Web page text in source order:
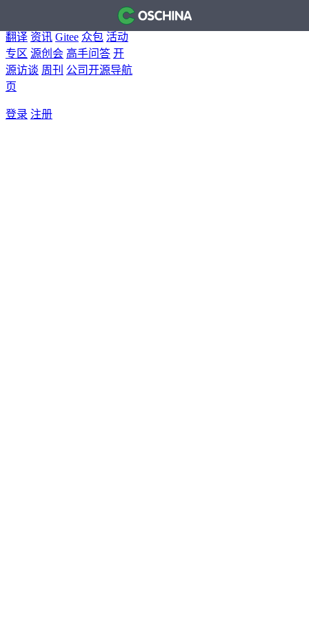
博客
翻译 资讯 Gitee 众包 活动
专区 源创会 高手问答 开
源访谈 周刊 公司开源导航
页
登录 注册